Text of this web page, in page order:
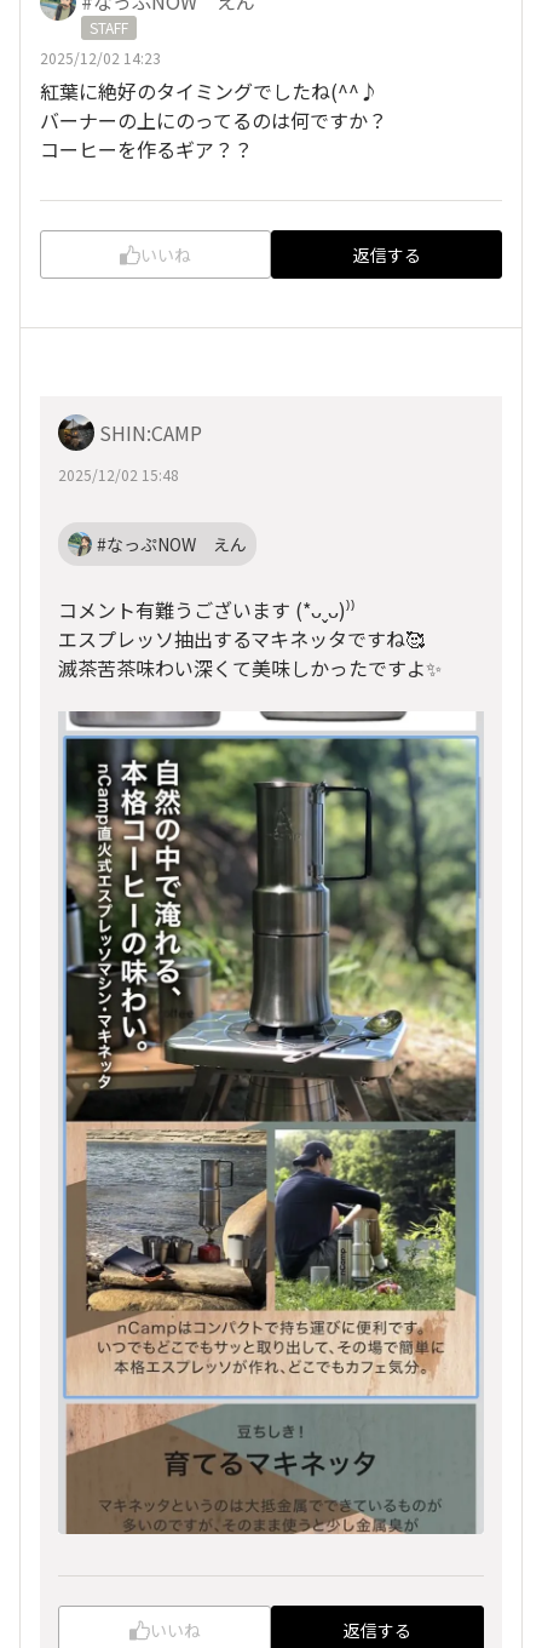
STAFF
2025/12/02 14:23
紅葉に絶好のタイミングでしたね(^^♪
バーナーの上にのってるのは何ですか？
コーヒーを作るギア？？
いいね 返信する
SHIN:CAMP
2025/12/02 15:48
#なっぷNOW えん
コメント有難うございます (*ᴗˬᴗ)⁾⁾
エスプレッソ抽出するマキネッタですね🥰
滅茶苦茶味わい深くて美味しかったですよ✨
いいね 返信する